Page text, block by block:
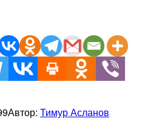
Автор: Тимур Асланов